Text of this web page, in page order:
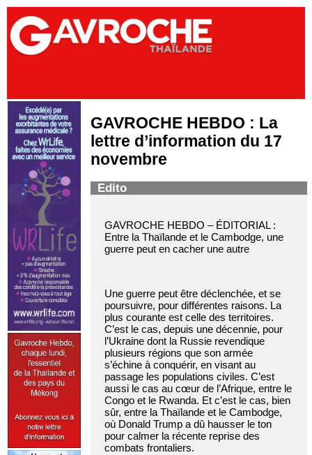
GAVROCHE HEBDO : La
lettre d’information du 17
novembre
Edito
GAVROCHE HEBDO – ÉDITORIAL :
Entre la Thaïlande et le Cambodge, une
guerre peut en cacher une autre
Une guerre peut être déclenchée, et se
poursuivre, pour différentes raisons. La
plus courante est celle des territoires.
C’est le cas, depuis une décennie, pour
l’Ukraine dont la Russie revendique
plusieurs régions que son armée
s’échine à conquérir, en visant au
passage les populations civiles. C’est
aussi le cas au cœur de l’Afrique, entre le
Congo et le Rwanda. Et c’est le cas, bien
sûr, entre la Thaïlande et le Cambodge,
où Donald Trump a dû hausser le ton
pour calmer la récente reprise des
combats frontaliers.